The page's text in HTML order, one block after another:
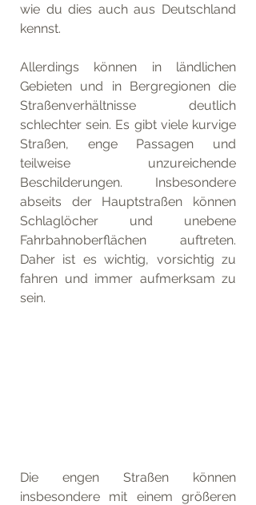
wie du dies auch aus Deutschland
kennst.
Allerdings können in ländlichen
Gebieten und in Bergregionen die
Straßenverhältnisse deutlich
schlechter sein. Es gibt viele kurvige
Straßen, enge Passagen und
teilweise unzureichende
Beschilderungen. Insbesondere
abseits der Hauptstraßen können
Schlaglöcher und unebene
Fahrbahnoberflächen auftreten.
Daher ist es wichtig, vorsichtig zu
fahren und immer aufmerksam zu
sein.
Die engen Straßen können
insbesondere mit einem größeren